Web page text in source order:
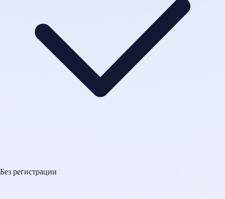
Без регистрации